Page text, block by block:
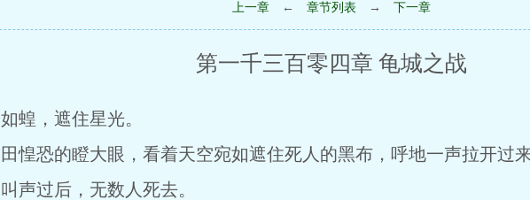
上一章 ← 章节列表 → 下一章
第一千三百零四章 龟城之战
，遮住星光。
恐的瞪大眼，看着天空宛如遮住死人的黑布，呼地一声拉开过
过后，无数人死去。